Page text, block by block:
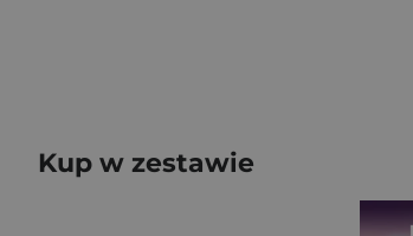
Kup w zestawie